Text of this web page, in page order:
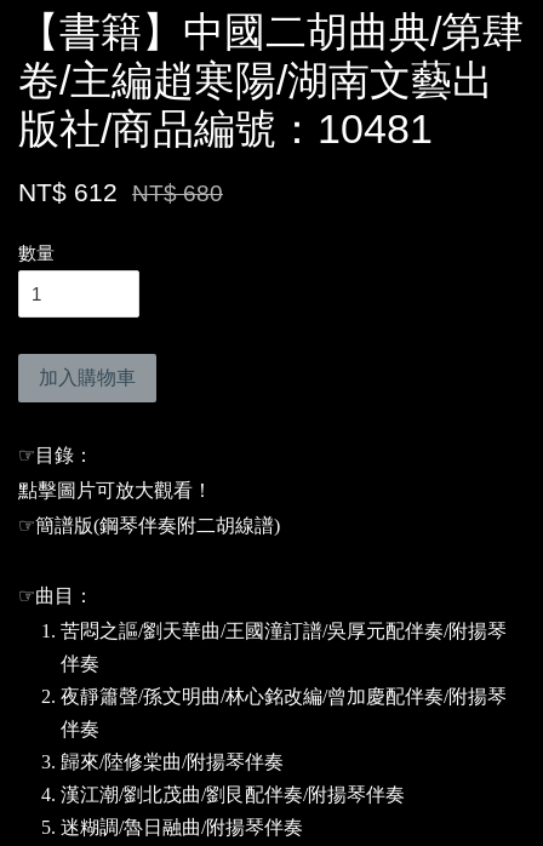
【書籍】中國二胡曲典/第肆
卷/主編趙寒陽/湖南文藝出
版社/商品編號：10481
NT$ 612 NT$ 680
數量
加入購物車
☞ 目錄：
點擊圖片可放大觀看！
☞簡譜版(鋼琴伴奏附二胡線譜)
☞曲目：
苦悶之謳/劉天華曲/王國潼訂譜/吳厚元配伴奏/附揚琴
伴奏
夜靜簫聲/孫文明曲/林心銘改編/曾加慶配伴奏/附揚琴
伴奏
歸來/陸修棠曲/附揚琴伴奏
漢江潮/劉北茂曲/劉艮配伴奏/附揚琴伴奏
迷糊調/魯日融曲/附揚琴伴奏